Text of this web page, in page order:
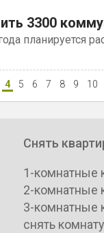
3300
планируется
4 5 6 7 8 9 10
Снять
1-комнатные
2-комнатные
3-комнатные
снять